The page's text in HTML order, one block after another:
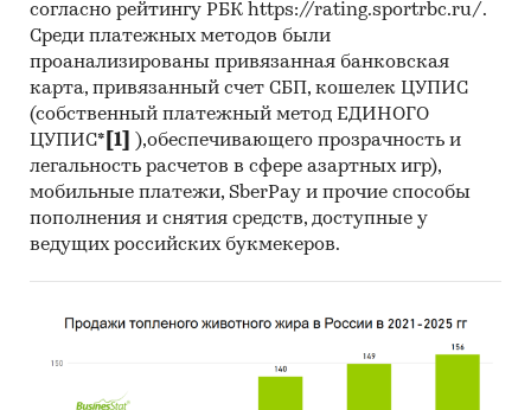
согласно рейтингу РБК https://rating.sportrbc.ru/.
Среди платежных методов были
проанализированы привязанная банковская
карта, привязанный счет СБП, кошелек ЦУПИС
(собственный платежный метод ЕДИНОГО
ЦУПИС* [1]
),обеспечивающего прозрачность и
легальность расчетов в сфере азартных игр),
мобильные платежи, SberPay и прочие способы
пополнения и снятия средств, доступные у
ведущих российских букмекеров.